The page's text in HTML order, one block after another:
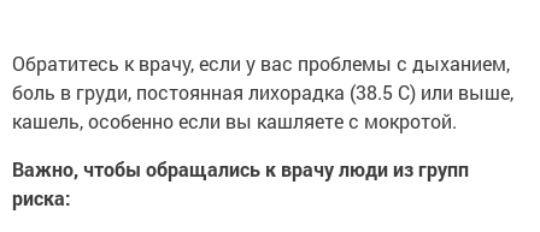
Обратитесь к врачу, если у вас проблемы с дыханием,
боль в груди, постоянная лихорадка (38.5 C) или выше,
кашель, особенно если вы кашляете с мокротой.
Важно, чтобы обращались к врачу люди из групп
риска: